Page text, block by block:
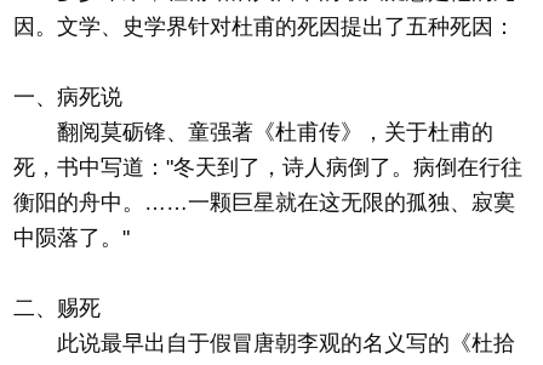
因。文学、史学界针对杜甫的死因提出了五种死因：
一、病死说
翻阅莫砺锋、童强著《杜甫传》，关于杜甫的
死，书中写道："冬天到了，诗人病倒了。病倒在行往
衡阳的舟中。……一颗巨星就在这无限的孤独、寂寞
中陨落了。"
二、赐死
此说最早出自于假冒唐朝李观的名义写的《杜拾